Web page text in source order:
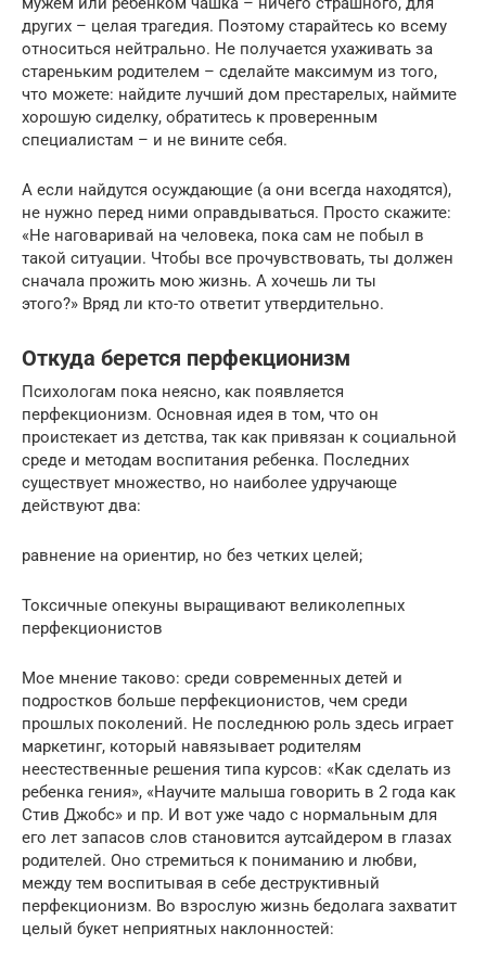
других – целая трагедия. Поэтому старайтесь ко всему
относиться нейтрально. Не получается ухаживать за
стареньким родителем – сделайте максимум из того,
что можете: найдите лучший дом престарелых, наймите
хорошую сиделку, обратитесь к проверенным
специалистам – и не вините себя.
А если найдутся осуждающие (а они всегда находятся),
не нужно перед ними оправдываться. Просто скажите:
«Не наговаривай на человека, пока сам не побыл в
такой ситуации. Чтобы все прочувствовать, ты должен
сначала прожить мою жизнь. А хочешь ли ты
этого?» Вряд ли кто-то ответит утвердительно.
Откуда берется перфекционизм
Психологам пока неясно, как появляется
перфекционизм. Основная идея в том, что он
проистекает из детства, так как привязан к социальной
среде и методам воспитания ребенка. Последних
существует множество, но наиболее удручающе
действуют два:
равнение на ориентир, но без четких целей;
Токсичные опекуны выращивают великолепных
перфекционистов
Мое мнение таково: среди современных детей и
подростков больше перфекционистов, чем среди
прошлых поколений. Не последнюю роль здесь играет
маркетинг, который навязывает родителям
неестественные решения типа курсов: «Как сделать из
ребенка гения», «Научите малыша говорить в 2 года как
Стив Джобс» и пр. И вот уже чадо с нормальным для
его лет запасов слов становится аутсайдером в глазах
родителей. Оно стремиться к пониманию и любви,
между тем воспитывая в себе деструктивный
перфекционизм. Во взрослую жизнь бедолага захватит
целый букет неприятных наклонностей: